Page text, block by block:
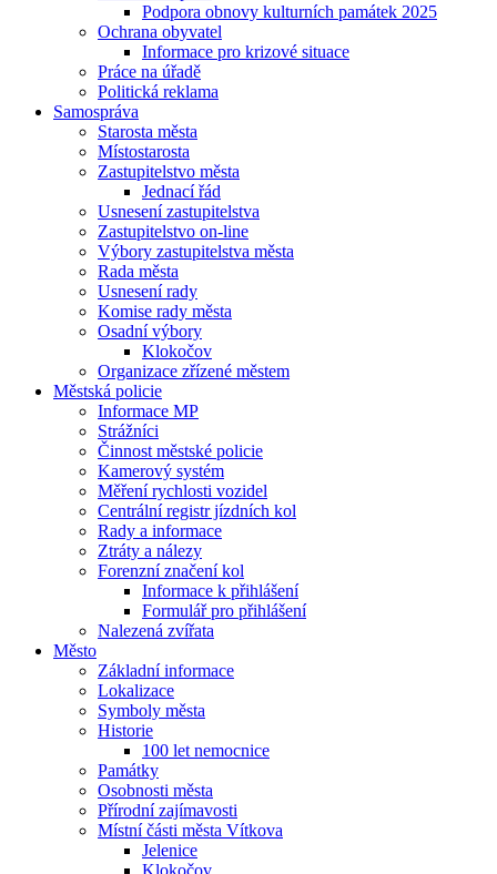
Podpora obnovy kulturních památek 2025
Ochrana obyvatel
Informace pro krizové situace
Práce na úřadě
Politická reklama
Samospráva
Starosta města
Místostarosta
Zastupitelstvo města
Jednací řád
Usnesení zastupitelstva
Zastupitelstvo on-line
Výbory zastupitelstva města
Rada města
Usnesení rady
Komise rady města
Osadní výbory
Klokočov
Organizace zřízené městem
Městská policie
Informace MP
Strážníci
Činnost městské policie
Kamerový systém
Měření rychlosti vozidel
Centrální registr jízdních kol
Rady a informace
Ztráty a nálezy
Forenzní značení kol
Informace k přihlášení
Formulář pro přihlášení
Nalezená zvířata
Město
Základní informace
Lokalizace
Symboly města
Historie
100 let nemocnice
Památky
Osobnosti města
Přírodní zajímavosti
Místní části města Vítkova
Jelenice
Klokočov